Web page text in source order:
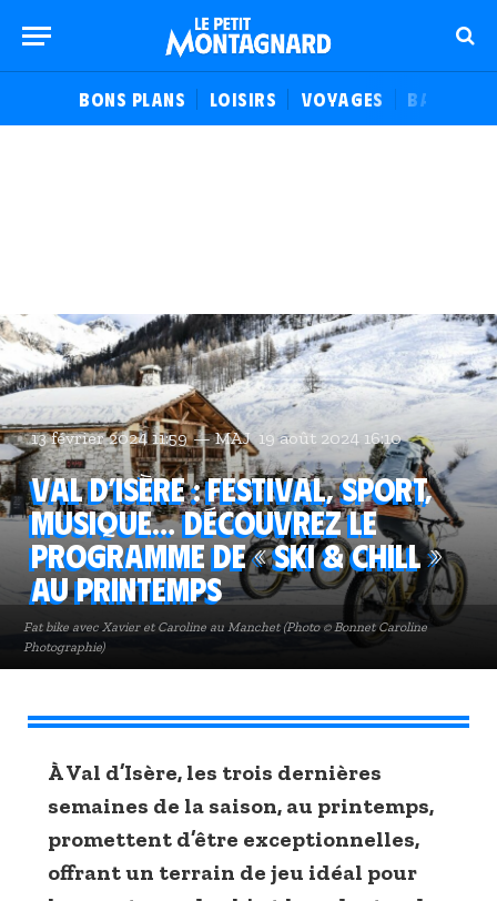
BONS PLANS LOISIRS VOYAGES BALADES
Fat bike avec Xavier et Caroline au Manchet (Photo © Bonnet Caroline
Photographie)
13 février 2024 11:59 MAJ 19 août 2024 16:10
Val d’Isère : Festival, sport,
musique… Découvrez le
programme de « Ski & Chill »
au printemps
À Val d’Isère, les trois dernières
semaines de la saison, au printemps,
promettent d’être exceptionnelles,
offrant un terrain de jeu idéal pour